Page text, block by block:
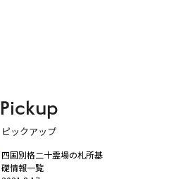
Pickup
ピックアップ
四国別格二十霊場の札所基
礎情報一覧